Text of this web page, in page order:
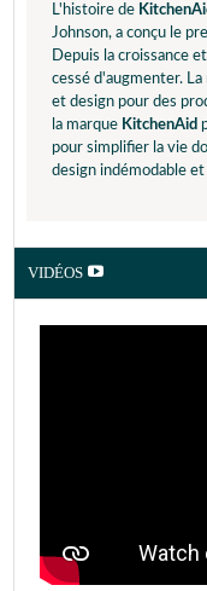
L'histoire de
Johnson, a conçu le
Depuis la croissance
cessé d'augmenter.
et design pour des
la marque KitchenAid
pour simplifier la vie
design indémodable
VIDÉOS